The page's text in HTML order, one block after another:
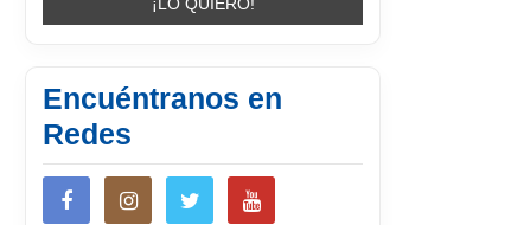
Encuéntranos en
Redes